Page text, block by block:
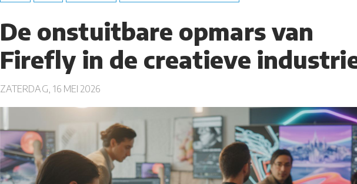
De onstuitbare opmars van
Firefly in de creatieve
ZATERDAG, 16 MEI 2026